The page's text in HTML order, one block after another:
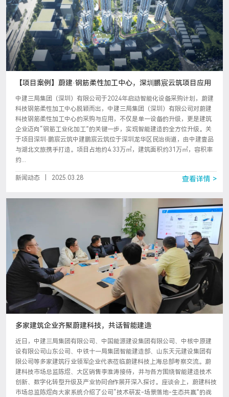
【项目案例】蔚建·钢筋柔性加工中心，深圳鹏宸云筑项目应用
中建三局集团（深圳）有限公司于2024年启动智能化设备采购计划，蔚建
科技钢筋柔性加工中心脱颖而出，中建三局集团（深圳）有限公司对蔚建
科技钢筋柔性加工中心的采购与应用，不仅是单一设备的升级，更是建筑
企业迈向“钢筋工业化加工”的关键一步，实现智能建造的全方位升级。关
于项目深圳·鹏宸云筑中建鹏宸云筑位于深圳龙华区民治街道，由中建壹品
与湖北文旅携手打造。项目占地约4.33万㎡，建筑面积约31万㎡，容积率
约...
新闻动态 2025.03.28 查看详情 >
多家建筑企业齐聚蔚建科技，共话智能建造
近日，中建三局集团有限公司、中国能源建设集团有限公司、中核中原建
设有限公司山东公司、中铁十一局集团智能建造部、山东天元建设集团有
限公司等多家建筑行业领军企业代表莅临蔚建科技上海总部考察交流。蔚
建科技市场总监陈煜、大区销售李淮涛接待，并与各方围绕智能建造技术
创新、数字化转型升级及产业协同合作展开深入探讨。座谈会上，蔚建科技
市场总监陈煜向大家系统介绍了公司“技术研发-场景落地-生态共赢”的战